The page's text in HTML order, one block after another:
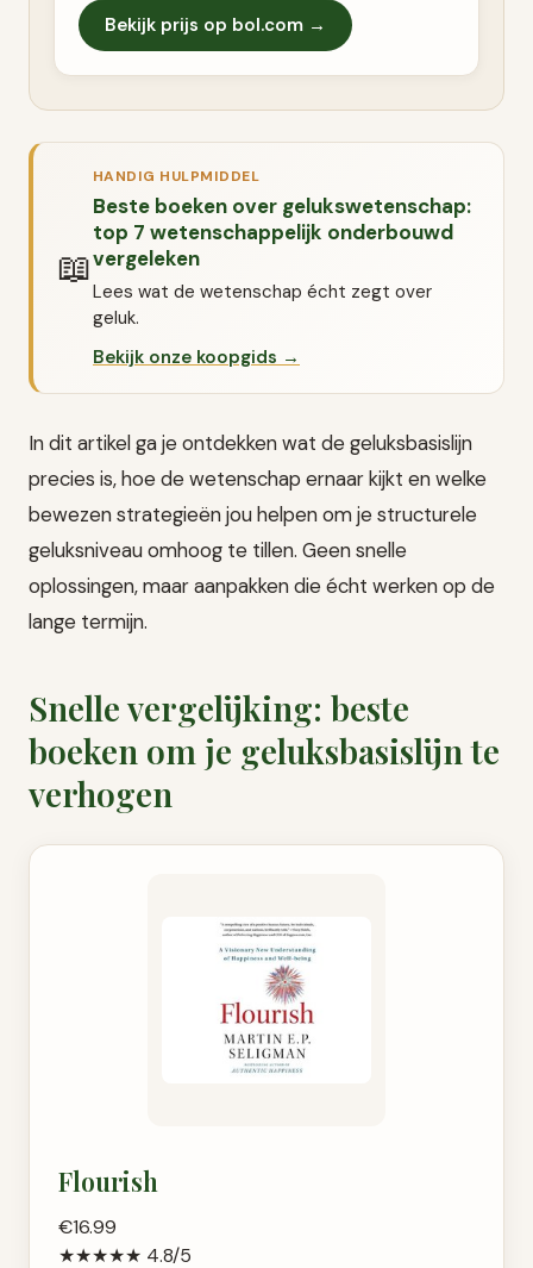
Bekijk prijs op bol.com →
📖
HANDIG HULPMIDDEL
Beste boeken over gelukswetenschap:
top 7 wetenschappelijk onderbouwd
vergeleken
Lees wat de wetenschap écht zegt over
geluk.
Bekijk onze koopgids →
In dit artikel ga je ontdekken wat de geluksbasislijn
precies is, hoe de wetenschap ernaar kijkt en welke
bewezen strategieën jou helpen om je structurele
geluksniveau omhoog te tillen. Geen snelle
oplossingen, maar aanpakken die écht werken op de
lange termijn.
Snelle vergelijking: beste
boeken om je geluksbasislijn te
verhogen
Flourish
€16.99
★★★★★ 4.8/5